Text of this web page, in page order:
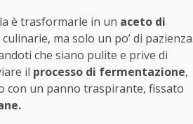
è trasformarle in un aceto di
ma solo un po’ di
che siano pulite e prive di
il processo di fermentazione,
con un panno traspirante, fissato